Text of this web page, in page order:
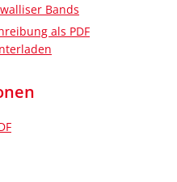
Bands
als PDF